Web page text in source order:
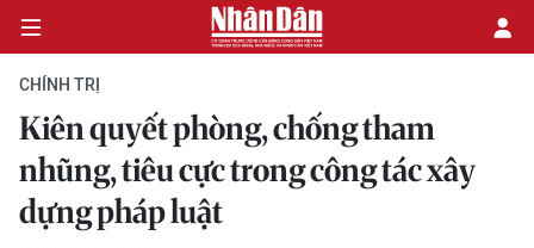
CHÍNH TRỊ
KINH TẾ
CHÍNH TRỊ
Kiên quyết phòng, chống tham
nhũng, tiêu cực trong công tác xây
dựng pháp luật